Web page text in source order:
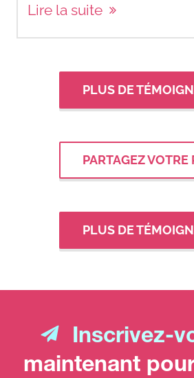
Lire la suite
PLUS DE
PARTAGEZ VOTRE
PLUS DE
Inscrivez-
maintenant